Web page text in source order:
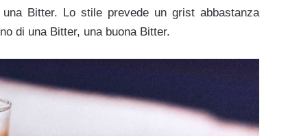
Bitter. Lo stile prevede un grist abbastanza
di una Bitter, una buona Bitter.